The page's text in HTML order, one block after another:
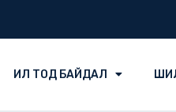
ИЛ ТОД БАЙДАЛ